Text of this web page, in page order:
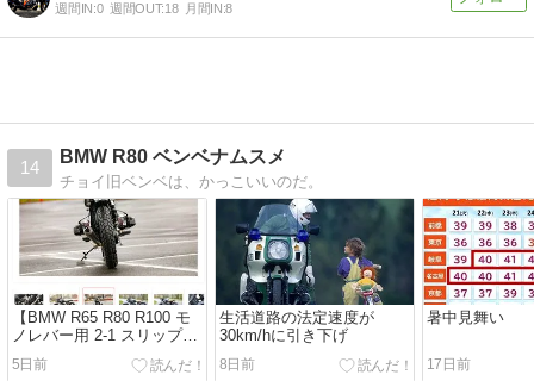
週間IN:0 週間OUT:18 月間IN:8
14
BMW R80 ベンベナムスメ
チョイ旧ベンベは、かっこいいのだ。
【BMW R65 R80 R100 モ
ノレバー用 2-1 スリップオ
ンマフラー】マフラーを変
えたら人生が変わるかも。
5日前
生活道路の法定速度が
30km/hに引き下げ
8日前
暑中見舞い
17日前